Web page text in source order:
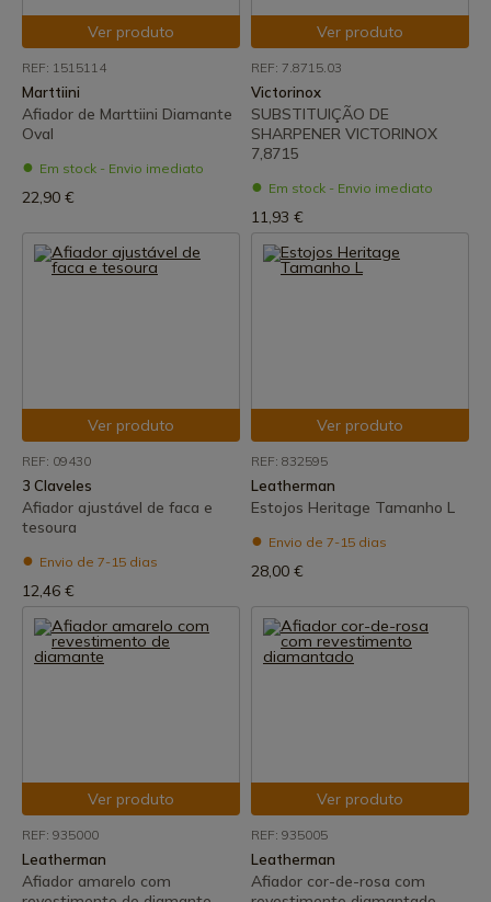
Ver produto
REF: 1515114
Marttiini
Afiador de Marttiini Diamante
Oval
Em stock - Envio imediato
22,90 €
Ver produto
REF: 7.8715.03
Victorinox
SUBSTITUIÇÃO DE
SHARPENER VICTORINOX
7,8715
Em stock - Envio imediato
11,93 €
Ver produto
REF: 09430
3 Claveles
Afiador ajustável de faca e
tesoura
Envio de 7-15 dias
12,46 €
Ver produto
REF: 832595
Leatherman
Estojos Heritage Tamanho L
Envio de 7-15 dias
28,00 €
Ver produto
REF: 935000
Leatherman
Afiador amarelo com
Ver produto
REF: 935005
Leatherman
Afiador cor-de-rosa com